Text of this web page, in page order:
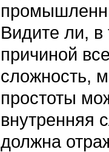
Видите ли,
причиной
сложность,
простоты
внутренняя
должна